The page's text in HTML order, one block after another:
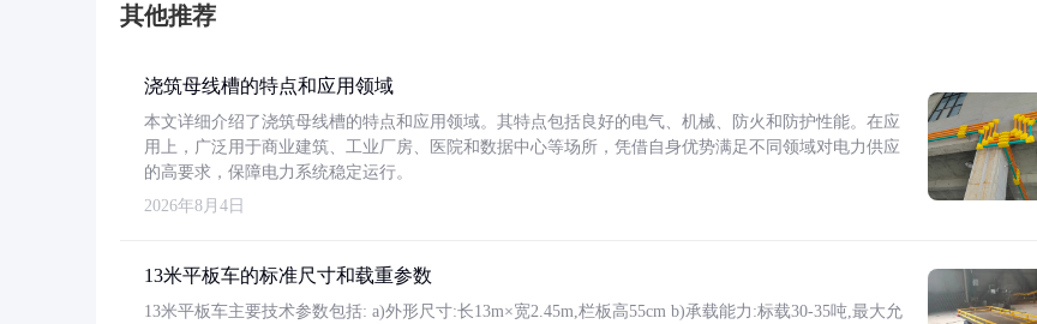
其他推荐
浇筑母线槽的特点和应用领域
本文详细介绍了浇筑母线槽的特点和应用领域。其特点包括良好的电气、机械、防火和防护性能。在应
用上，广泛用于商业建筑、工业厂房、医院和数据中心等场所，凭借自身优势满足不同领域对电力供应
的高要求，保障电力系统稳定运行。
2026年8月4日
13米平板车的标准尺寸和载重参数
13米平板车主要技术参数包括: a)外形尺寸:长13m×宽2.45m,栏板高55cm b)承载能力:标载30-35吨,最大允